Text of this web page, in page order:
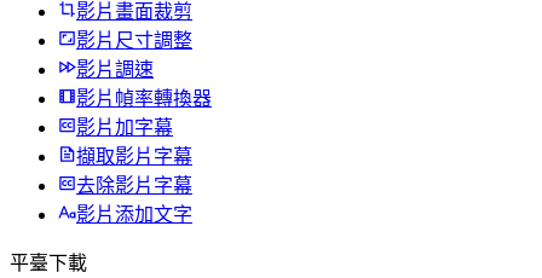
影片畫面裁剪
影片尺寸調整
影片調速
影片幀率轉換器
影片加字幕
擷取影片字幕
去除影片字幕
影片添加文字
平臺下載